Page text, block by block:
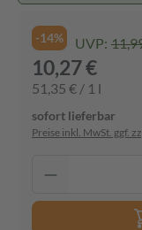
-14% UVP:
10,27 €
51,35 € / 1 l
sofort lieferbar
Preise inkl. MwSt. ggf.